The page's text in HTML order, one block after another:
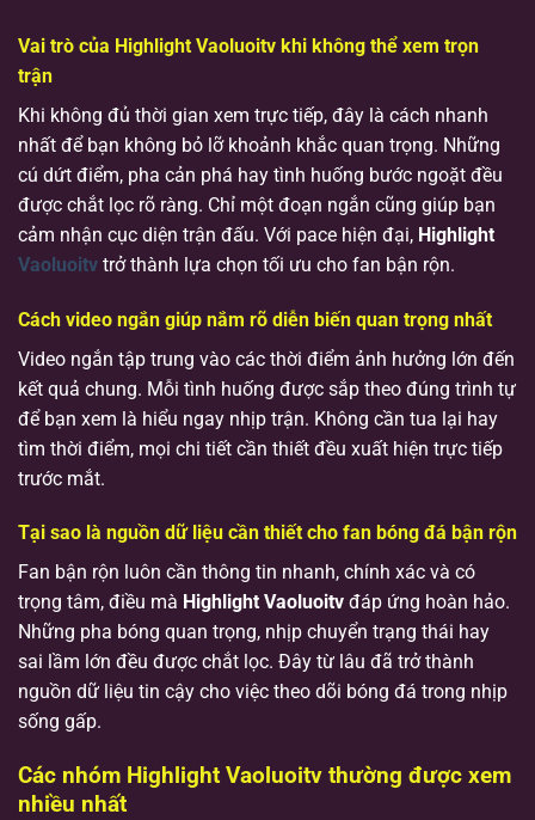
Vai trò của Highlight Vaoluoitv khi không thể xem trọn
trận
Khi không đủ thời gian xem trực tiếp, đây là cách nhanh
nhất để bạn không bỏ lỡ khoảnh khắc quan trọng. Những
cú dứt điểm, pha cản phá hay tình huống bước ngoặt đều
được chắt lọc rõ ràng. Chỉ một đoạn ngắn cũng giúp bạn
cảm nhận cục diện trận đấu. Với pace hiện đại, Highlight
Vaoluoitv trở thành lựa chọn tối ưu cho fan bận rộn.
Cách video ngắn giúp nắm rõ diễn biến quan trọng nhất
Video ngắn tập trung vào các thời điểm ảnh hưởng lớn đến
kết quả chung. Mỗi tình huống được sắp theo đúng trình tự
để bạn xem là hiểu ngay nhịp trận. Không cần tua lại hay
tìm thời điểm, mọi chi tiết cần thiết đều xuất hiện trực tiếp
trước mắt.
Tại sao là nguồn dữ liệu cần thiết cho fan bóng đá bận rộn
Fan bận rộn luôn cần thông tin nhanh, chính xác và có
trọng tâm, điều mà Highlight Vaoluoitv đáp ứng hoàn hảo.
Những pha bóng quan trọng, nhịp chuyển trạng thái hay
sai lầm lớn đều được chắt lọc. Đây từ lâu đã trở thành
nguồn dữ liệu tin cậy cho việc theo dõi bóng đá trong nhịp
sống gấp.
Các nhóm Highlight Vaoluoitv thường được xem
nhiều nhất